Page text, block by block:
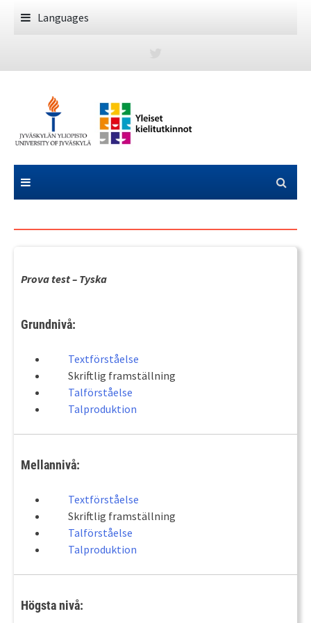
Languages
Prova test – Tyska
Grundnivå:
Textförståelse
Skriftlig framställning
Talförståelse
Talproduktion
Mellannivå:
Textförståelse
Skriftlig framställning
Talförståelse
Talproduktion
Högsta nivå: